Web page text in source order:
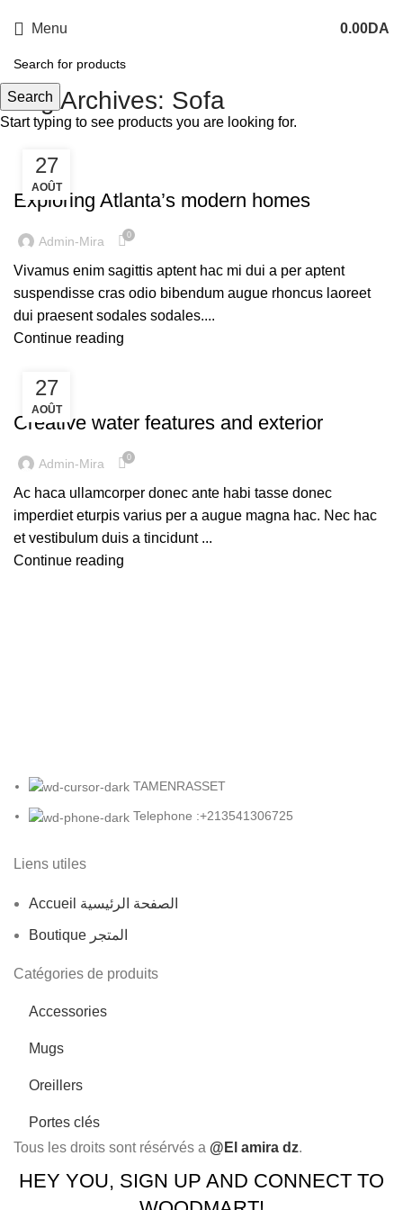
Menu 0.00DA
Tag Archives: Sofa
27
AOÛT
DECORATION
Exploring Atlanta’s modern homes
Admin-Mira 0
Vivamus enim sagittis aptent hac mi dui a per aptent
suspendisse cras odio bibendum augue rhoncus laoreet
dui praesent sodales sodales....
Continue reading
27
AOÛT
DECORATION
Creative water features and exterior
Admin-Mira 0
Ac haca ullamcorper donec ante habi tasse donec
imperdiet eturpis varius per a augue magna hac. Nec hac
et vestibulum duis a tincidunt ...
Continue reading
TAMENRASSET
Telephone :+213541306725
Liens utiles
Accueil الصفحة الرئيسية
Boutique المتجر
Catégories de produits
Accessories
Mugs
Oreillers
Portes clés
Tous les droits sont résérvés a @El amira dz.
HEY YOU, SIGN UP AND CONNECT TO
Search
Start typing to see products you are looking for.